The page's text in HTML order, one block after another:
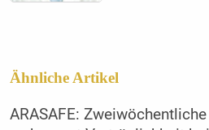
Ähnliche Artikel
ARASAFE: